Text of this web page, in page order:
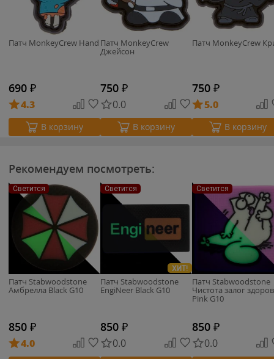
Патч MonkeyCrew Hand
690 ₽
4.3
В корзину
Патч MonkeyCrew
Джейсон
750 ₽
0.0
В корзину
Патч MonkeyCrew
750 ₽
5.0
В корзину
Рекомендуем посмотреть:
Светится
Патч Stabwoodstone
Амбрелла Black G10
850 ₽
4.0
Светится
ХИТ!
Патч Stabwoodstone
EngiNeer Black G10
850 ₽
0.0
Светится
Патч Stabwoodstone
Чистота залог
Pink G10
850 ₽
0.0